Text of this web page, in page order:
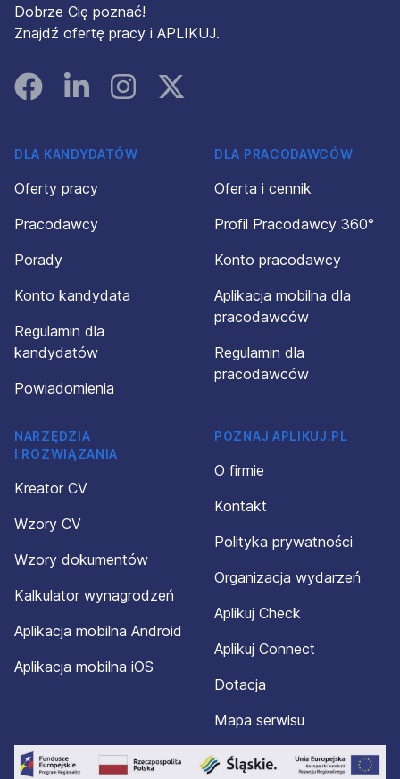
Dobrze Cię poznać!
Znajdź ofertę pracy i APLIKUJ.
FacebookLinked InInstagramInstagram
DLA KANDYDATÓW
Oferty pracy
Pracodawcy
Porady
Konto kandydata
Regulamin dla
kandydatów
Powiadomienia
DLA PRACODAWCÓW
Oferta i cennik
Profil Pracodawcy 360°
Konto pracodawcy
Aplikacja mobilna dla
pracodawców
Regulamin dla
pracodawców
NARZĘDZIA
I ROZWIĄZANIA
Kreator CV
Wzory CV
Wzory dokumentów
Kalkulator wynagrodzeń
Aplikacja mobilna Android
Aplikacja mobilna iOS
POZNAJ APLIKUJ.PL
O firmie
Kontakt
Polityka prywatności
Organizacja wydarzeń
Aplikuj Check
Aplikuj Connect
Dotacja
Mapa serwisu